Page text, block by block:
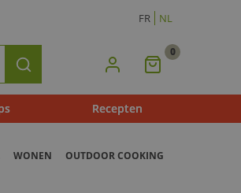
FR NL
Zoeken Mijn
0
Recepten
WONEN OUTDOOR COOKING